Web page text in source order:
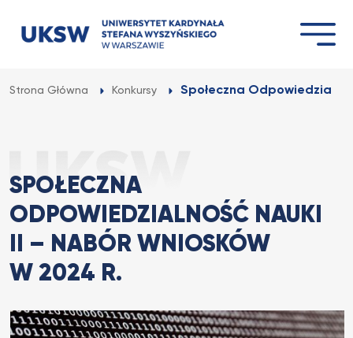
Strona Główna Konkursy Społeczna
SPOŁECZNA
ODPOWIEDZIALNOŚĆ NAUKI
II – NABÓR WNIOSKÓW
W 2024 R.